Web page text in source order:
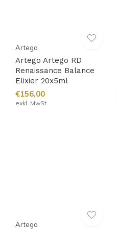
Artego
Artego Artego RD
Renaissance Balance
Elixier 20x5ml
€156,00
exkl. MwSt.
Artego